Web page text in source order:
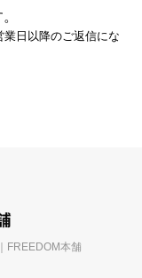
日以降のご返信にな
FREEDOM本舗